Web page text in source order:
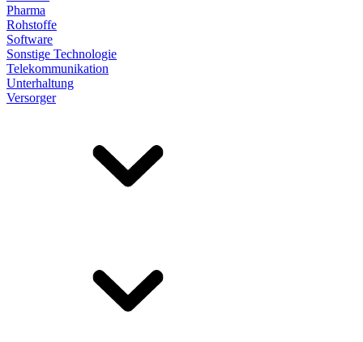
Pharma
Rohstoffe
Software
Sonstige Technologie
Telekommunikation
Unterhaltung
Versorger